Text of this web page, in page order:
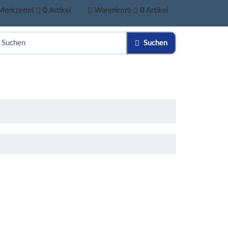
0 Artikel Warenkorb 0 Artikel
Suchen